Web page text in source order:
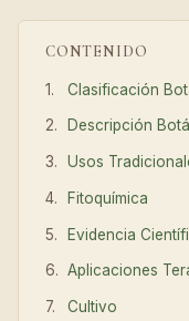
CONTENIDO
Clasificación
Descripción
Usos
Fitoquímica
Evidencia
Aplicaciones
Cultivo